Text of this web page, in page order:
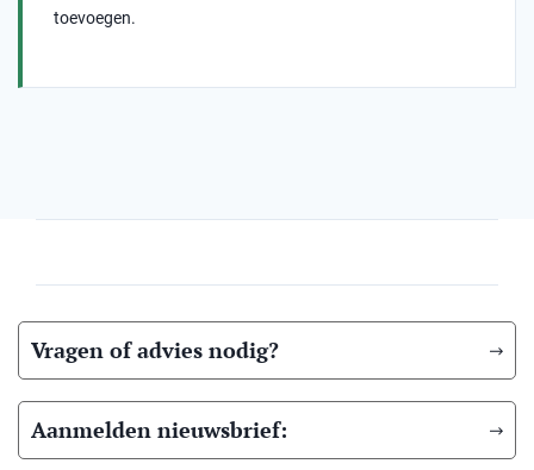
toevoegen.
Vragen of advies nodig?
Aanmelden nieuwsbrief: